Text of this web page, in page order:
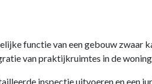
functie van een gebouw zwaar
van praktijkruimtes in de
inspectie uitvoeren en een